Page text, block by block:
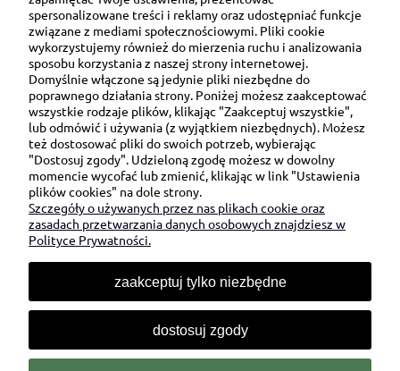
Ul. Brukowa 6/8 lok. 57/58
91-341 Łódź
NIP: 6751510615
SKONTAKTUJ SIĘ Z NAMI:
sklep@be-happygifts.com
+48 690 172 872
(pon-pt 9:00 - 15:30)
spersonalizowane treści i reklamy oraz udostępniać funkcje
związane z mediami społecznościowymi. Pliki cookie
wykorzystujemy również do mierzenia ruchu i analizowania
sposobu korzystania z naszej strony internetowej.
Domyślnie włączone są jedynie pliki niezbędne do
poprawnego działania strony. Poniżej możesz zaakceptować
wszystkie rodzaje plików, klikając "Zaakceptuj wszystkie",
lub odmówić i używania (z wyjątkiem niezbędnych). Możesz
też dostosować pliki do swoich potrzeb, wybierając
"Dostosuj zgody". Udzieloną zgodę możesz w dowolny
momencie wycofać lub zmienić, klikając w link "Ustawienia
plików cookies" na dole strony.
Szczegóły o używanych przez nas plikach cookie oraz
zasadach przetwarzania danych osobowych znajdziesz w
Polityce Prywatności.
zaakceptuj tylko niezbędne
dostosuj zgody